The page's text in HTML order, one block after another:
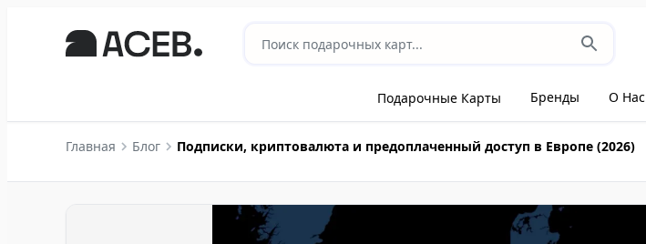
Подарочные Карты Бренды О Нас
Главная Блог Подписки, криптовалюта и предоплаченный доступ в Европе (2026)